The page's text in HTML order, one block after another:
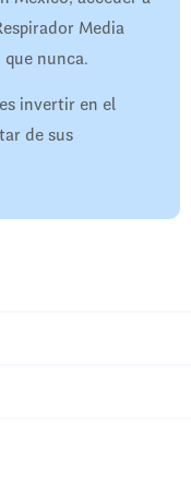
Media
que nunca.
invertir en el
de sus